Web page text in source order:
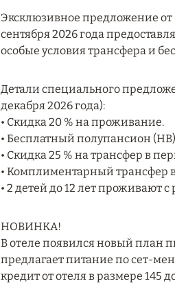
Эксклюзивное предложение
сентября 2026 года
особые условия трансфера и
Детали специального
декабря 2026 года):
• Скидка 20 % на проживание.
• Бесплатный полупансион
• Скидка 25 % на трансфер в
• Комплиментарный трансфер
• 2 детей до 12 лет проживают
НОВИНКА!
В отеле появился новый план
предлагает питание по сет-
кредит от отеля в размере 145